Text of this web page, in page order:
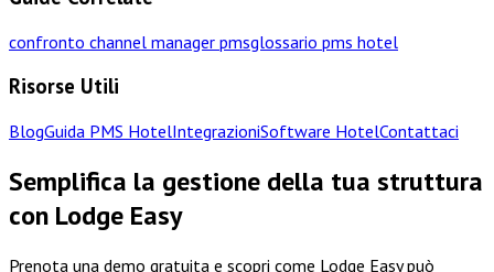
confronto channel manager pmsglossario pms hotel
Risorse Utili
BlogGuida PMS HotelIntegrazioniSoftware HotelContattaci
Semplifica la gestione della tua struttura
con Lodge Easy
Prenota una demo gratuita e scopri come Lodge Easy può